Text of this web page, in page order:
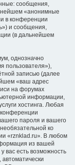
сообщения,
«анонимные
в конференции
и сообщения,
(в дальнейшем
однозначно
пользователя»),
записью (далее
«ваш адрес
на форумах
информации,
хостинга. Любая
пароля и вашего
ко
«rznklad.ru». В любом
из вашей
вас есть возможность
автоматически